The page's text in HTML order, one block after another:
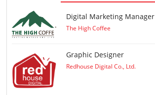
Digital Marketing Manager
The High Coffee
Graphic Designer
Redhouse Digital Co., Ltd.